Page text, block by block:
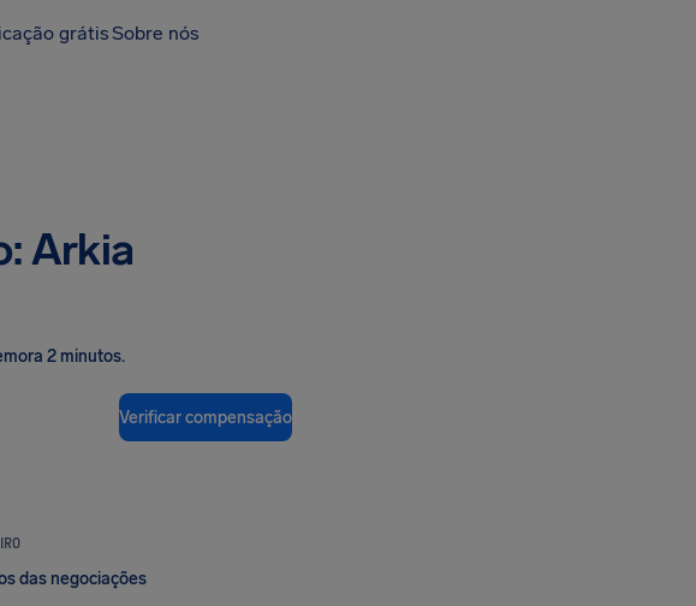
grátisSobre nós
Arkia
2 minutos.
Verificar compensação
das negociações